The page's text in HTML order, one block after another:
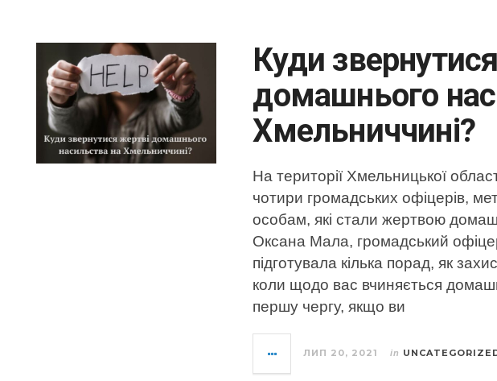
Куди
домашнього
Хмельниччині?
На території Хмельницької
чотири громадських офіцерів,
особам, які стали жертвою
Оксана Мала, громадський
підготувала кілька порад, як
коли щодо вас вчиняється
першу чергу, якщо ви
ЛИП 20, 2021 in